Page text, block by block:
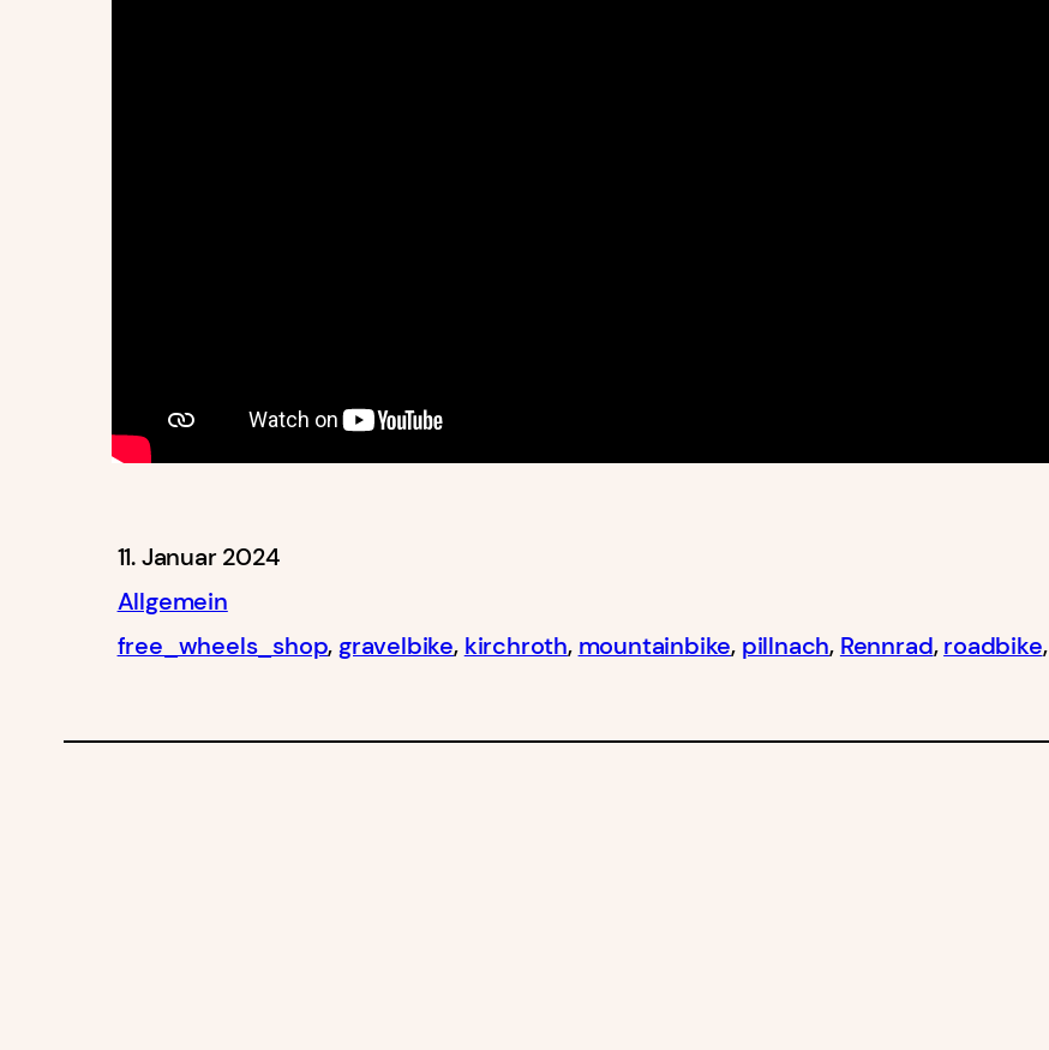
11. Januar 2024
Allgemein
free_wheels_shop, gravelbike, kirchroth, mountainbike, pillnach, Rennrad, roadbike,